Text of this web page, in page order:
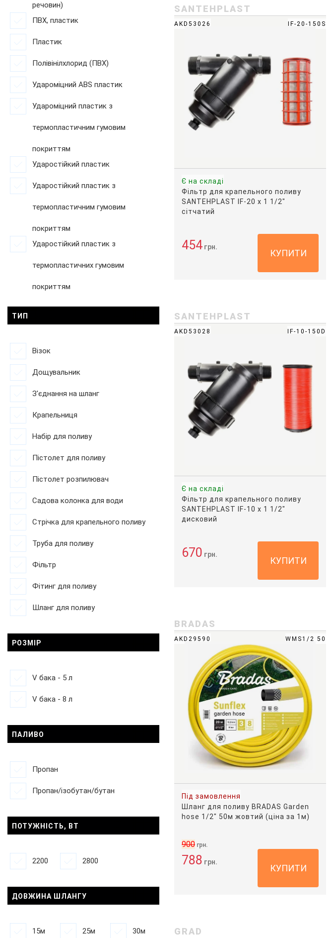
речовин)
ПВХ, пластик
Пластик
Полівінілхлорид (ПВХ)
Удароміцний ABS пластик
Удароміцний пластик з
термопластичним гумовим
покриттям
Ударостійкий пластик
Ударостійкий пластик з
термопластичним гумовим
покриттям
Ударостійкий пластик з
термопластичних гумовим
покриттям
ТИП
Візок
Дощувальник
З'єднання на шланг
Крапельниця
Набір для поливу
Пістолет для поливу
Пістолет розпилювач
Садова колонка для води
Стрічка для крапельного поливу
Труба для поливу
Фільтр
Фітинг для поливу
Шланг для поливу
РОЗМІР
V бака - 5 л
V бака - 8 л
ПАЛИВО
Пропан
Пропан/ізобутан/бутан
ПОТУЖНІСТЬ, ВТ
2200 2800
ДОВЖИНА ШЛАНГУ
15м 25м 30м
SANTEHPLAST
AKD53026 IF-20-150S
Є на складі
Фільтр для крапельного поливу
SANTEHPLAST IF-20 х 1 1/2"
сітчатий
454 грн.
КУПИТИ
SANTEHPLAST
AKD53028 IF-10-150D
Є на складі
Фільтр для крапельного поливу
SANTEHPLAST IF-10 х 1 1/2"
дисковий
670 грн.
КУПИТИ
BRADAS
AKD29590 WMS1/2 50
Під замовлення
Шланг для поливу BRADAS Garden
hose 1/2" 50м жовтий (ціна за 1м)
788 грн.
900 грн.
КУПИТИ
GRAD